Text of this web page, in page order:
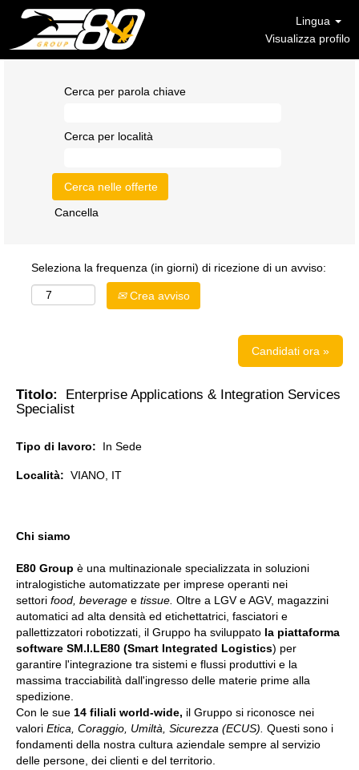
Lingua
Visualizza profilo
Cerca per parola chiave
Cerca per località
Cancella
Seleziona la frequenza (in giorni) di ricezione di un avviso:
Crea avviso
Candidati ora »
Titolo: Enterprise Applications & Integration Services
Specialist
Tipo di lavoro: In Sede
Località: VIANO, IT
Chi siamo
E80 Group è una multinazionale specializzata in soluzioni
intralogistiche automatizzate per imprese operanti nei
settori food, beverage e tissue. Oltre a LGV e AGV, magazzini
automatici ad alta densità ed etichettatrici, fasciatori e
pallettizzatori robotizzati, il Gruppo ha sviluppato la piattaforma
software SM.I.LE80 (Smart Integrated Logistics) per
garantire l'integrazione tra sistemi e flussi produttivi e la
massima tracciabilità dall'ingresso delle materie prime alla
spedizione.
Con le sue 14 filiali world-wide, il Gruppo si riconosce nei
valori Etica, Coraggio, Umiltà, Sicurezza (ECUS). Questi sono i
fondamenti della nostra cultura aziendale sempre al servizio
delle persone, dei clienti e del territorio.